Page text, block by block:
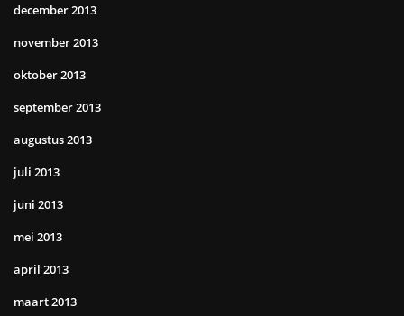
december 2013
november 2013
oktober 2013
september 2013
augustus 2013
juli 2013
juni 2013
mei 2013
april 2013
maart 2013